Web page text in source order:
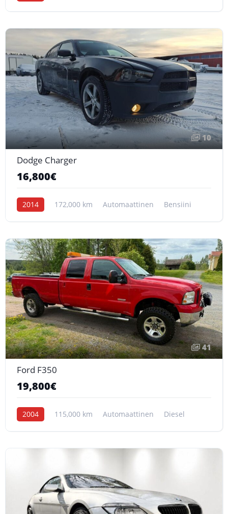
10
Dodge Charger
16,800€
2014 172,000 km Automaattinen Bensiini
41
Ford F350
19,800€
2004 115,000 km Automaattinen Diesel